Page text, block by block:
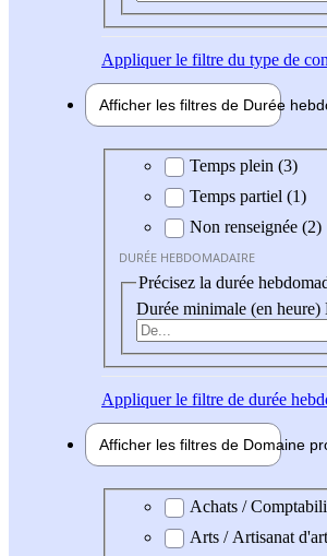
Appliquerle filtre du type de
Afficher les filtres de Durée
Durée hebdomadaire
Temps plein (3)
Temps partiel (1)
Non renseignée (2)
DURÉE HEBDOMADAIRE
Précisez la durée
Durée minimale (en heure)
Appliquerle filtre de durée
Afficher les filtres de Domaine
Domaine professionel
Achats /
Arts / Artisanat d'art